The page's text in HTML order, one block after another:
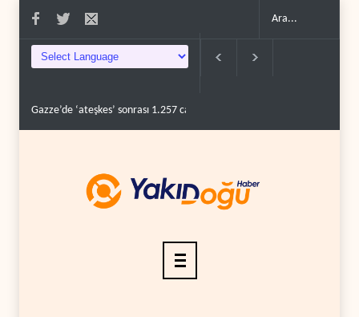
Gazze’de ‘ateşkes’ sonrası 1.257 can kaybı..